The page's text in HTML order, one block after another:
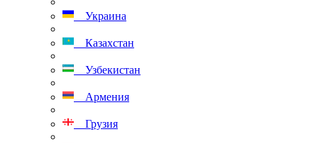
Украина
Казахстан
Узбекистан
Армения
Грузия